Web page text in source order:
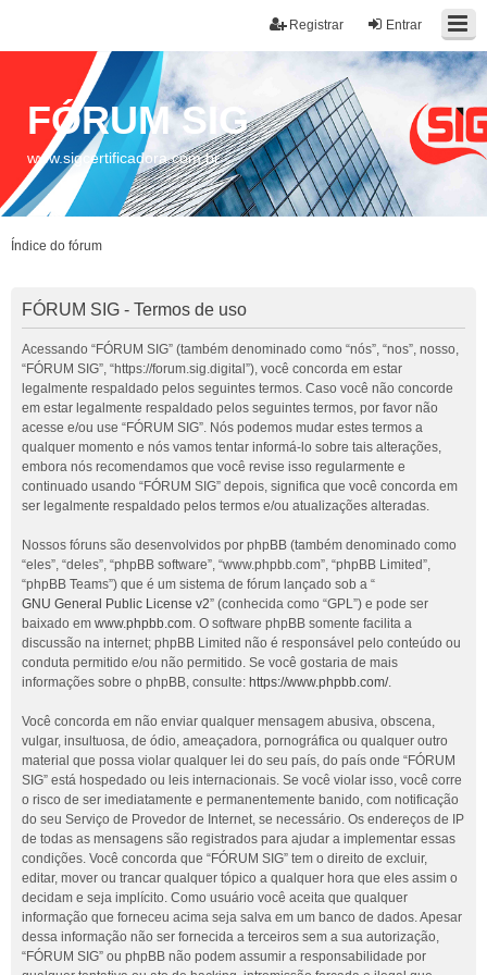
Entrar
Registrar
FÓRUM SIG
www.sigcertificadora.com.br
Índice do fórum
FÓRUM SIG - Termos de uso
Acessando “FÓRUM SIG” (também denominado como “nós”, “nos”, nosso,
“FÓRUM SIG”, “https://forum.sig.digital”), você concorda em estar
legalmente respaldado pelos seguintes termos. Caso você não concorde
em estar legalmente respaldado pelos seguintes termos, por favor não
acesse e/ou use “FÓRUM SIG”. Nós podemos mudar estes termos a
qualquer momento e nós vamos tentar informá-lo sobre tais alterações,
embora nós recomendamos que você revise isso regularmente e
continuado usando “FÓRUM SIG” depois, significa que você concorda em
ser legalmente respaldado pelos termos e/ou atualizações alteradas.
Nossos fóruns são desenvolvidos por phpBB (também denominado como
“eles”, “deles”, “phpBB software”, “www.phpbb.com”, “phpBB Limited”,
“phpBB Teams”) que é um sistema de fórum lançado sob a “
GNU General Public License v2” (conhecida como “GPL”) e pode ser
baixado em www.phpbb.com. O software phpBB somente facilita a
discussão na internet; phpBB Limited não é responsável pelo conteúdo ou
conduta permitido e/ou não permitido. Se você gostaria de mais
informações sobre o phpBB, consulte: https://www.phpbb.com/.
Você concorda em não enviar qualquer mensagem abusiva, obscena,
vulgar, insultuosa, de ódio, ameaçadora, pornográfica ou qualquer outro
material que possa violar qualquer lei do seu país, do país onde “FÓRUM
SIG” está hospedado ou leis internacionais. Se você violar isso, você corre
o risco de ser imediatamente e permanentemente banido, com notificação
do seu Serviço de Provedor de Internet, se necessário. Os endereços de IP
de todas as mensagens são registrados para ajudar a implementar essas
condições. Você concorda que “FÓRUM SIG” tem o direito de excluir,
editar, mover ou trancar qualquer tópico a qualquer hora que eles assim o
decidam e seja implícito. Como usuário você aceita que qualquer
informação que forneceu acima seja salva em um banco de dados. Apesar
dessa informação não ser fornecida a terceiros sem a sua autorização,
“FÓRUM SIG” ou phpBB não podem assumir a responsabilidade por